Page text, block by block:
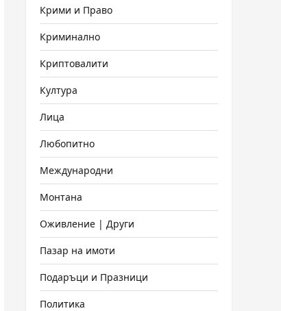
Крими и Право
Криминално
Криптовалити
Култура
Лица
Любопитно
Международни
Монтана
Оживление | Други
Пазар на имоти
Подаръци и Празници
Политика